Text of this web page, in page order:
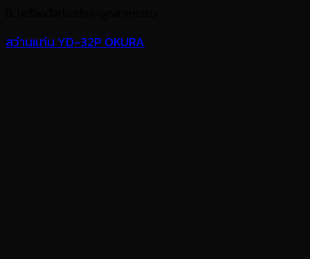
สว่านแท่น YD-32P OKURA